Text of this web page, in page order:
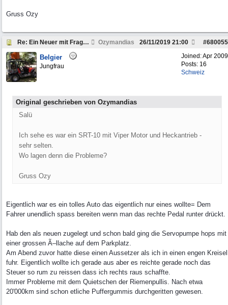
Gruss Ozy
Re: Ein Neuer mit Fragen zum Dodge Ram Ozymandias #680055
26/11/2019 21:00
Joined:Apr 2009
Posts: 16
Schweiz
Belgier
Jungfrau
Original geschrieben von Ozymandias
Salü
Ich sehe es war ein SRT-10 mit Viper Motor und Heckantrieb -
sehr selten.
Wo lagen denn die Probleme?
Gruss Ozy
Eigentlich war es ein tolles Auto das eigentlich nur eines wollte= Dem
Fahrer unendlich spass bereiten wenn man das rechte Pedal runter drückt.
Hab den als neuen zugelegt und schon bald ging die Servopumpe hops mit
einer grossen Ã–llache auf dem Parkplatz.
Am Abend zuvor hatte diese einen Aussetzer als ich in einen engen Kreisel
fuhr. Eigentlich wollte ich gerade aus aber es reichte gerade noch das
Steuer so rum zu reissen dass ich rechts raus schaffte.
Immer Probleme mit dem Quietschen der Riemenpullis. Nach etwa
20'000km sind schon etliche Puffergummis durchgeritten gewesen.